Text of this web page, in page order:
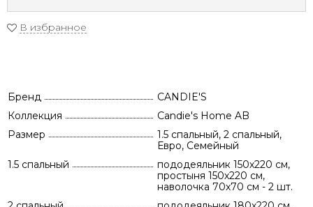
В избранное
Бренд
CANDIE'S
Коллекция
Candie's Home AB
Размер
1.5 спальный, 2 спальный,
Евро, Семейный
1.5 спальный
пододеяльник 150х220 см,
простыня 150х220 см,
наволочка 70х70 см - 2 шт.